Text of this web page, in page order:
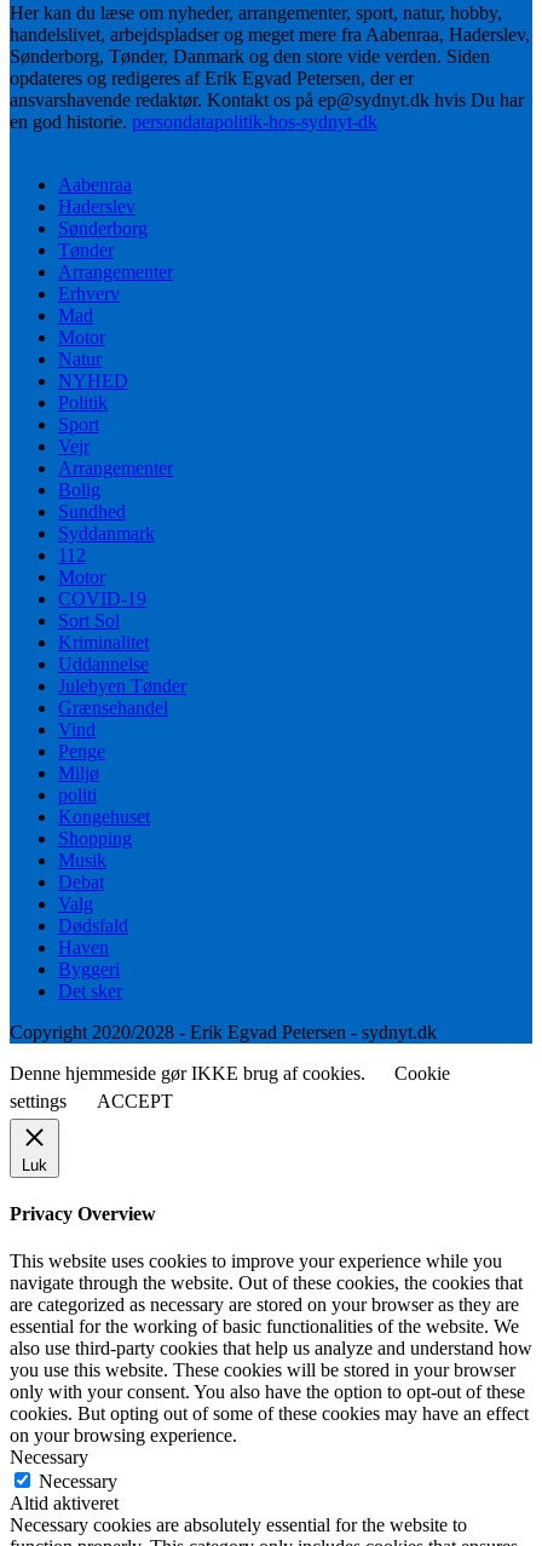
Her kan du læse om nyheder, arrangementer, sport, natur, hobby,
handelslivet, arbejdspladser og meget mere fra Aabenraa, Haderslev,
Sønderborg, Tønder, Danmark og den store vide verden. Siden
opdateres og redigeres af Erik Egvad Petersen, der er
ansvarshavende redaktør. Kontakt os på ep@sydnyt.dk hvis Du har
en god historie. persondatapolitik-hos-sydnyt-dk
Aabenraa
Haderslev
Sønderborg
Tønder
Arrangementer
Erhverv
Mad
Motor
Natur
NYHED
Politik
Sport
Vejr
Arrangementer
Bolig
Sundhed
Syddanmark
112
Motor
COVID-19
Sort Sol
Kriminalitet
Uddannelse
Julebyen Tønder
Grænsehandel
Vind
Penge
Miljø
politi
Kongehuset
Shopping
Musik
Debat
Valg
Dødsfald
Haven
Byggeri
Det sker
Copyright 2020/2028 - Erik Egvad Petersen - sydnyt.dk
Denne hjemmeside gør IKKE brug af cookies.
Cookie
settings
ACCEPT
Luk
Privacy Overview
This website uses cookies to improve your experience while you
navigate through the website. Out of these cookies, the cookies that
are categorized as necessary are stored on your browser as they are
essential for the working of basic functionalities of the website. We
also use third-party cookies that help us analyze and understand how
you use this website. These cookies will be stored in your browser
only with your consent. You also have the option to opt-out of these
cookies. But opting out of some of these cookies may have an effect
on your browsing experience.
Necessary
Necessary
Altid aktiveret
Necessary cookies are absolutely essential for the website to